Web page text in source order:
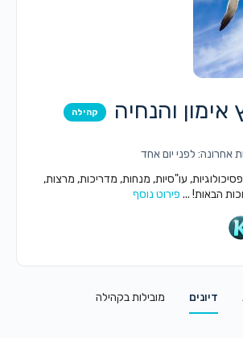
אימון והנחיה קהילה
אחרונה: לפני יום אחד
עו"סיות, מנחות, מדריכות, מרצות,
הבאות! ...פירוט נוסף
דיונים מובילות בקהילה